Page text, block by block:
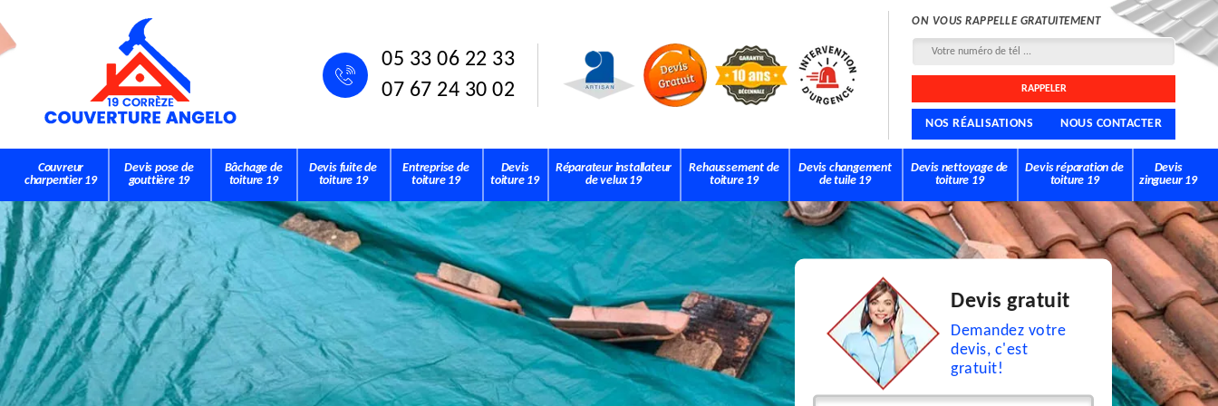
05 33 06 22 33
07 67 24 30 02
ON VOUS RAPPELLE GRATUITEMENT
NOS RÉALISATIONS NOUS CONTACTER
Couvreur
charpentier 19
Devis pose de
gouttière 19
Bâchage de
toiture 19
Devis fuite de
toiture 19
Entreprise de
toiture 19
Devis
toiture 19
Réparateur installateur
de velux 19
Rehaussement de
toiture 19
Devis changement
de tuile 19
Devis nettoyage de
toiture 19
Devis réparation de
toiture 19
Devis
zingueur 19
Devis gratuit
Demandez votre
devis, c'est
gratuit!